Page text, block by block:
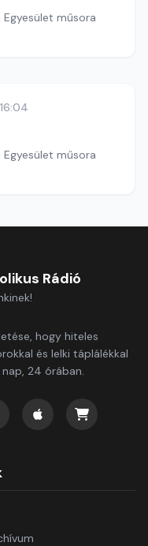
műsora
16:04
műsora
Rádió
hogy hiteles
és lelki táplálékkal
24 órában.